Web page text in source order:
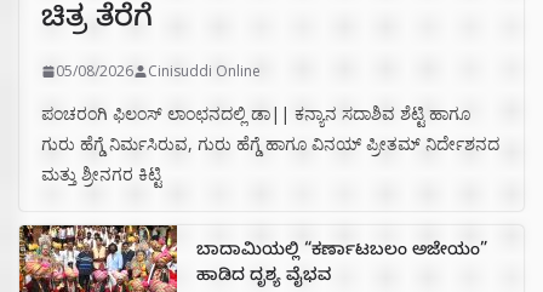
ಚಿತ್ರ ತೆರೆಗೆ
05/08/2026 Cinisuddi Online
ಪಂಚರಂಗಿ ಫಿಲಂಸ್ ಲಾಂಛನದಲ್ಲಿ ಡಾ|| ಕನ್ಯಾನ ಸದಾಶಿವ ಶೆಟ್ಟಿ ಹಾಗೂ
ಗುರು ಹೆಗ್ಡೆ ನಿರ್ಮಸಿರುವ, ಗುರು ಹೆಗ್ಡೆ ಹಾಗೂ ವಿನಯ್ ಪ್ರೀತಮ್ ನಿರ್ದೇಶನದ
ಮತ್ತು ಶ್ರೀನಗರ ಕಿಟ್ಟಿ
ಬಾದಾಮಿಯಲ್ಲಿ “ಕರ್ಣಾಟಬಲಂ ಅಜೇಯಂ”
ಹಾಡಿದ ದೃಶ್ಯ ವೈಭವ